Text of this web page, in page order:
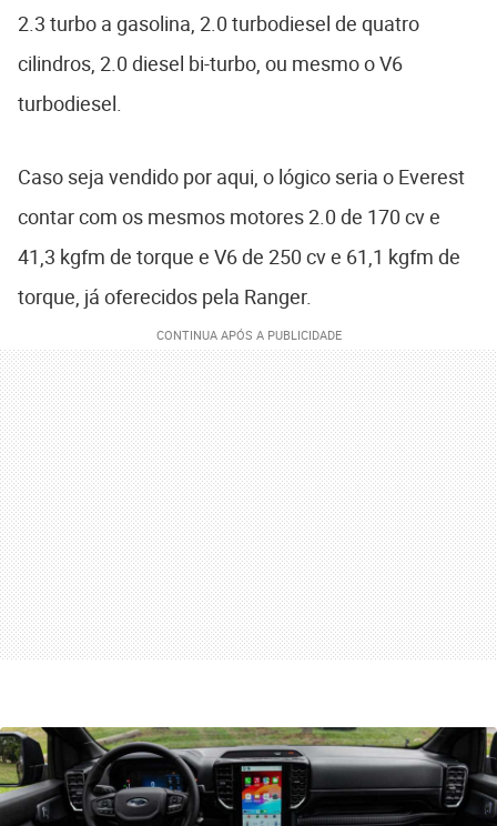
2.3 turbo a gasolina, 2.0 turbodiesel de quatro
cilindros, 2.0 diesel bi-turbo, ou mesmo o V6
turbodiesel.
Caso seja vendido por aqui, o lógico seria o Everest
contar com os mesmos motores 2.0 de 170 cv e
41,3 kgfm de torque e V6 de 250 cv e 61,1 kgfm de
torque, já oferecidos pela Ranger.